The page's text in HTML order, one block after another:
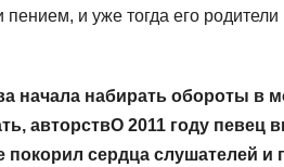
пением, и уже тогда его
начала набирать обороты в
авторствО 2011 году
покорил сердца слушателей и